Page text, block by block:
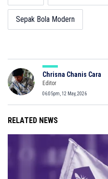
Sepak Bola Modern
Chrisna Chanis Cara
Editor
06:05pm, 12 May, 2026
RELATED NEWS